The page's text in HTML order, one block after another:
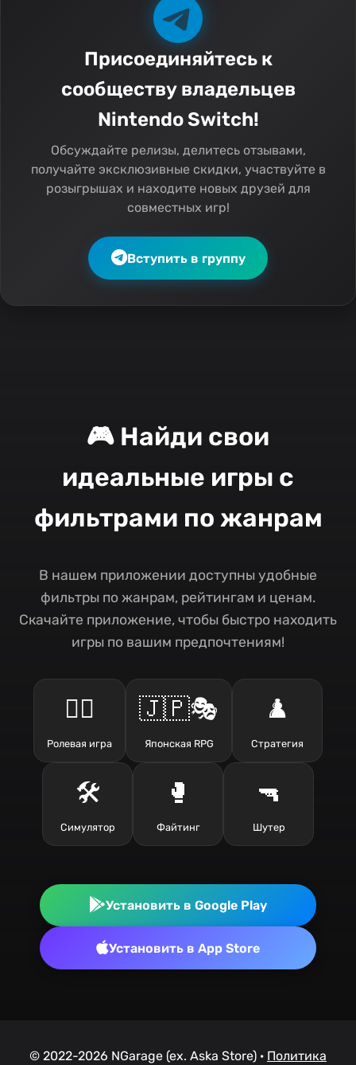
Присоединяйтесь к
сообществу владельцев
Nintendo Switch!
Обсуждайте релизы, делитесь отзывами,
получайте эксклюзивные скидки, участвуйте в
розыгрышах и находите новых друзей для
совместных игр!
Вступить в группу
🎮 Найди свои
идеальные игры с
фильтрами по жанрам
В нашем приложении доступны удобные
фильтры по жанрам, рейтингам и ценам.
Скачайте приложение, чтобы быстро находить
игры по вашим предпочтениям!
🧙‍♂️
Ролевая игра
🇯🇵🎭
Японская RPG
♟️
Стратегия
🛠️
Симулятор
🥊
Файтинг
🔫
Шутер
Установить в Google Play
Установить в App Store
© 2022-2026 NGarage (ex. Aska Store) · Политика